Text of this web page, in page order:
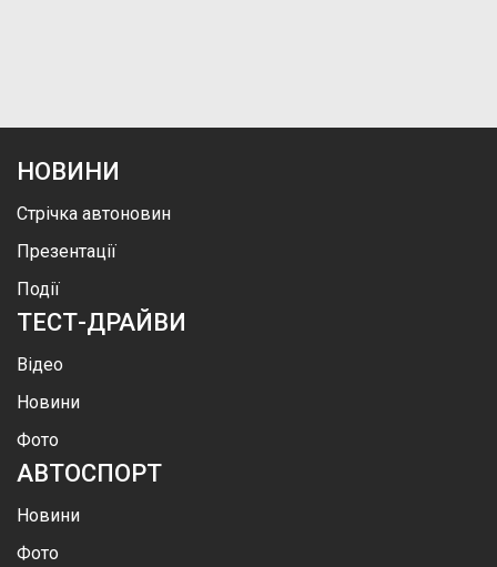
НОВИНИ
Стрічка автоновин
Презентації
Події
ТЕСТ-ДРАЙВИ
Відео
Новини
Фото
АВТОСПОРТ
Новини
Фото